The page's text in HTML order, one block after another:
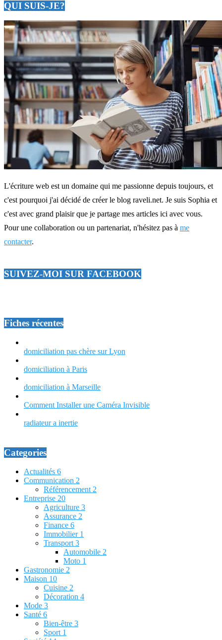
QUI SUIS-JE?
L'écriture web est un domaine qui me passionne depuis toujours, et
c'est pourquoi j'ai décidé de créer le blog raveli.net. Je suis Sophia et
c'est avec grand plaisir que je partage mes articles ici avec vous.
Pour une collaboration ou un partenariat, n'hésitez pas à me
contacter.
SUIVEZ-MOI SUR FACEBOOK
Fiches récentes
domiciliation pas chère sur Lyon
domiciliation à Paris
domiciliation à Marseille
Comment Installer une Caméra Invisible
radiateur a inertie
Categories
Actualités 6
Communication 2
Référencement 2
Entreprise 20
Agriculture 3
Assurance 2
Finance 6
Immobilier 1
Transport 3
Automobile 2
Moto 1
Gastronomie 2
Maison 10
Cuisine 2
Décoration 4
Mode 3
Santé 6
Bien-être 3
Sport 1